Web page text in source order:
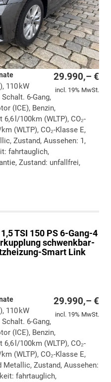
29.990,– €
incl. 19% MwSt.
110 kW
Schalt. 6-Gang,
(ICE), Benzin,
l/100km (WLTP), CO₂-
(WLTP), CO₂-Klasse E,
Zustand, Aussehen: 1,
fahrtauglich,
Zustand: unfallfrei,
drucken
TSI 150 PS 6-Gang-4
schwenkbar-
Smart Link
29.990,– €
incl. 19% MwSt.
110 kW
Schalt. 6-Gang,
(ICE), Benzin,
l/100km (WLTP), CO₂-
(WLTP), CO₂-Klasse E,
Zustand, Aussehen:
fahrtauglich,